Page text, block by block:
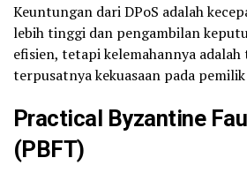
Keuntungan dari DPoS adalah
lebih tinggi dan pengambilan
efisien, tetapi kelemahannya
terpusatnya kekuasaan pada
Practical Byzantine
(PBFT)